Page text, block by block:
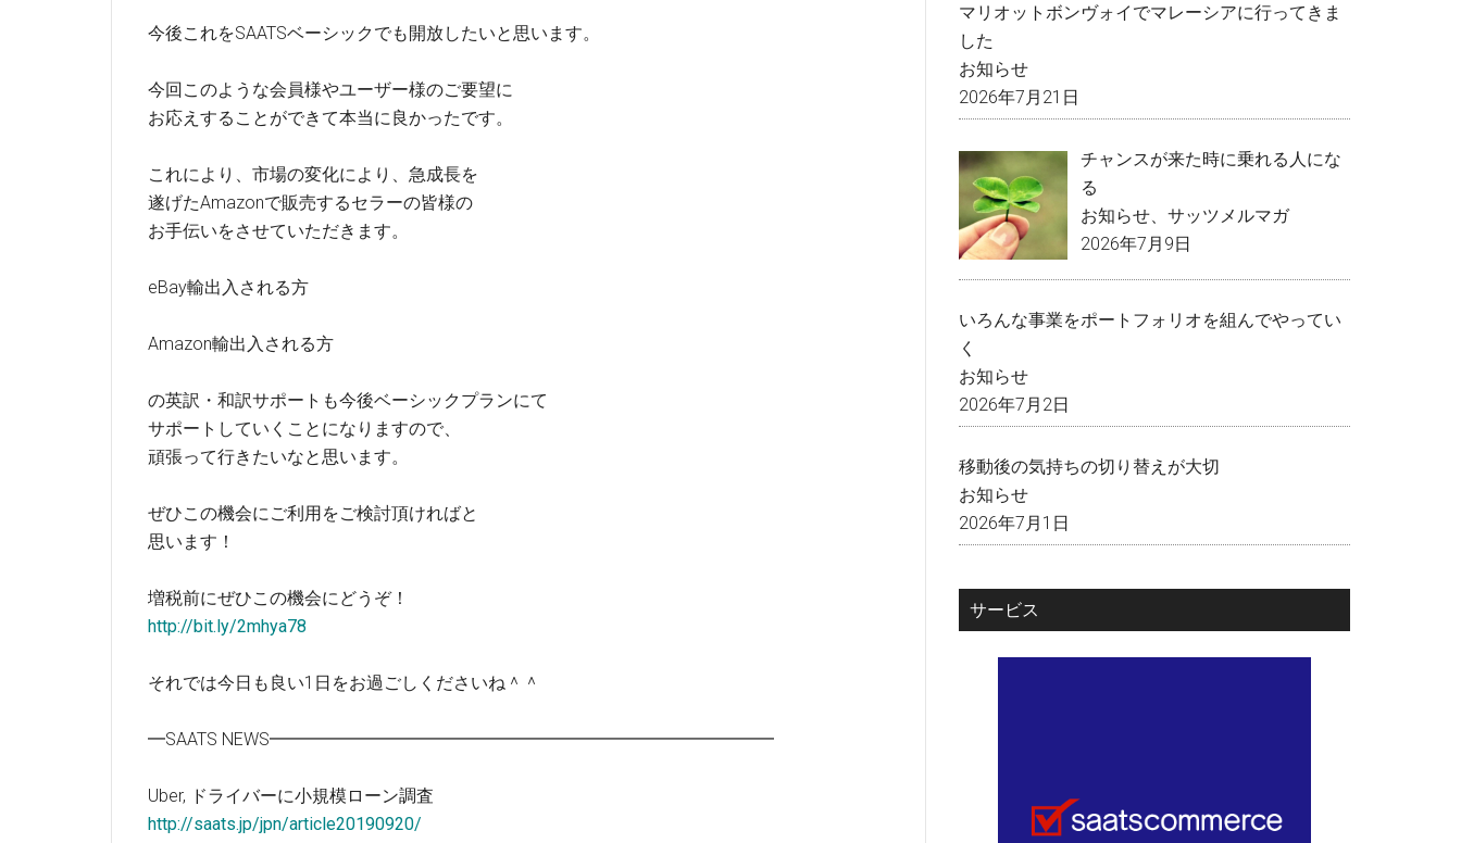
今後これをSAATSベーシックでも開放したいと思います。
今回このような会員様やユーザー様のご要望に
お応えすることができて本当に良かったです。
これにより、市場の変化により、急成長を
遂げたAmazonで販売するセラーの皆様の
お手伝いをさせていただきます。
eBay輸出入される方
Amazon輸出入される方
の英訳・和訳サポートも今後ベーシックプランにて
サポートしていくことになりますので、
頑張って行きたいなと思います。
ぜひこの機会にご利用をご検討頂ければと
思います！
増税前にぜひこの機会にどうぞ！
http://bit.ly/2mhya78
それでは今日も良い1日をお過ごしくださいね＾＾
━SAATS NEWS━━━━━━━━━━━━━━━━━━━━━━━━━━━━━
Uber, ドライバーに小規模ローン調査
http://saats.jp/jpn/article20190920/
マリオットボンヴォイでマレーシアに行ってきま
した
お知らせ
2026年7月21日
チャンスが来た時に乗れる人にな
る
お知らせ
サッツメルマガ
2026年7月9日
いろんな事業をポートフォリオを組んでやってい
く
お知らせ
2026年7月2日
移動後の気持ちの切り替えが大切
お知らせ
2026年7月1日
サービス